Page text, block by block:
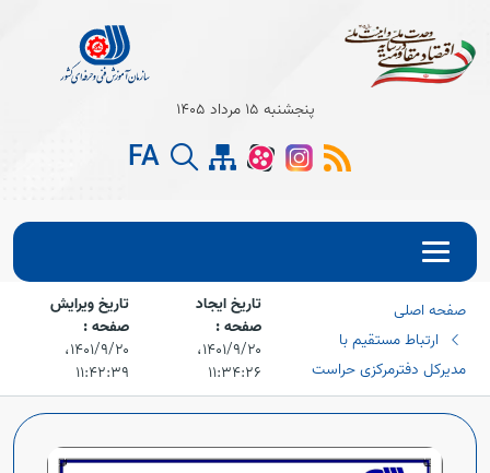
پنجشنبه 15 مرداد 1405
FA
صفحه اصلی
ارتباط مستقیم با
مدیرکل دفترمرکزی حراست
تاریخ ایجاد
صفحه :
۱۴۰۱/۹/۲۰،‏
۱۱:۳۴:۲۶
تاریخ ویرایش
صفحه :
۱۴۰۱/۹/۲۰،‏
۱۱:۴۲:۳۹